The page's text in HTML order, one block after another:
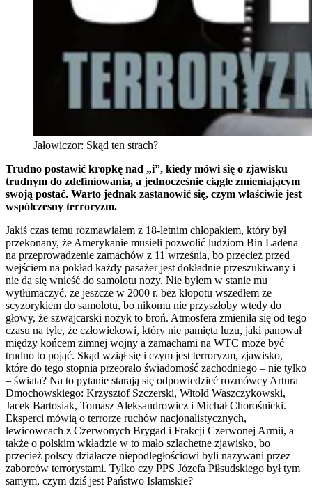
Jałowiczor: Skąd ten strach?
Trudno postawić kropkę nad „i”, kiedy mówi się o zjawisku
trudnym do zdefiniowania, a jednocześnie ciągle zmieniającym
swoją postać. Warto jednak zastanowić się, czym właściwie jest
współczesny terroryzm.
Jakiś czas temu rozmawiałem z 18-letnim chłopakiem, który był
przekonany, że Amerykanie musieli pozwolić ludziom Bin Ladena
na przeprowadzenie zamachów z 11 września, bo przecież przed
wejściem na pokład każdy pasażer jest dokładnie przeszukiwany i
nie da się wnieść do samolotu noży. Nie byłem w stanie mu
wytłumaczyć, że jeszcze w 2000 r. bez kłopotu wszedłem ze
scyzorykiem do samolotu, bo nikomu nie przyszłoby wtedy do
głowy, że szwajcarski nożyk to broń. Atmosfera zmieniła się od tego
czasu na tyle, że człowiekowi, który nie pamięta luzu, jaki panował
między końcem zimnej wojny a zamachami na WTC może być
trudno to pojąć. Skąd wziął się i czym jest terroryzm, zjawisko,
które do tego stopnia przeorało świadomość zachodniego – nie tylko
– świata? Na to pytanie starają się odpowiedzieć rozmówcy Artura
Dmochowskiego: Krzysztof Szczerski, Witold Waszczykowski,
Jacek Bartosiak, Tomasz Aleksandrowicz i Michał Chorośnicki.
Eksperci mówią o terrorze ruchów nacjonalistycznych,
lewicowcach z Czerwonych Brygad i Frakcji Czerwonej Armii, a
także o polskim wkładzie w to mało szlachetne zjawisko, bo
przecież polscy działacze niepodległościowi byli nazywani przez
zaborców terrorystami. Tylko czy PPS Józefa Piłsudskiego był tym
samym, czym dziś jest Państwo Islamskie?